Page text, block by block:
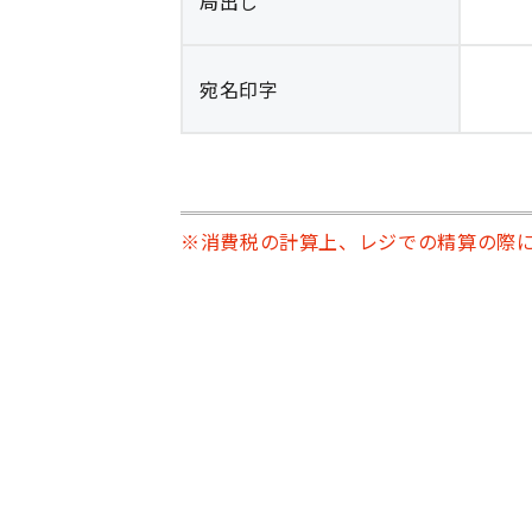
宛名印字
※消費税の計算上、レジでの精算の際